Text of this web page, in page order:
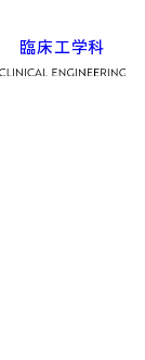
臨床工学科